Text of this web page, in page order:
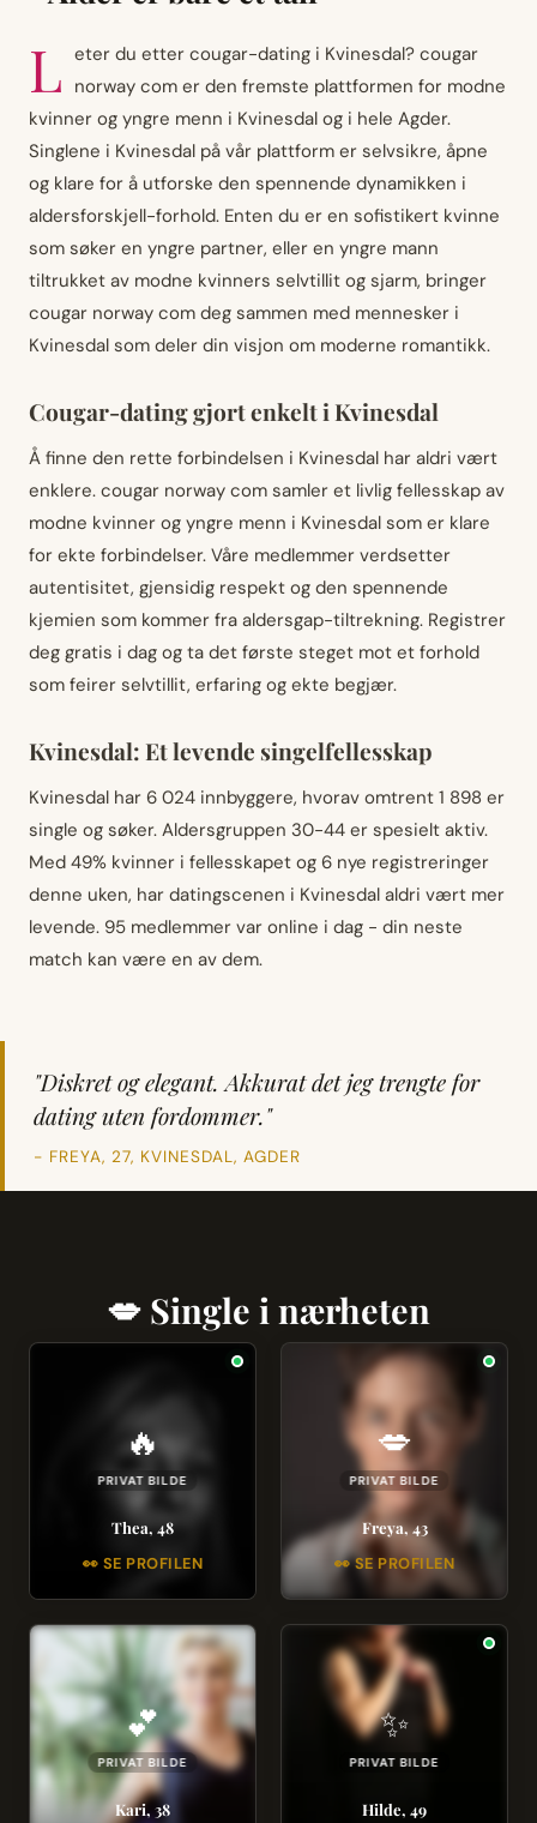
L eter du etter cougar-dating i Kvinesdal? cougar
norway com er den fremste plattformen for modne
kvinner og yngre menn i Kvinesdal og i hele Agder.
Singlene i Kvinesdal på vår plattform er selvsikre, åpne
og klare for å utforske den spennende dynamikken i
aldersforskjell-forhold. Enten du er en sofistikert kvinne
som søker en yngre partner, eller en yngre mann
tiltrukket av modne kvinners selvtillit og sjarm, bringer
cougar norway com deg sammen med mennesker i
Kvinesdal som deler din visjon om moderne romantikk.
Cougar-dating gjort enkelt i Kvinesdal
Å finne den rette forbindelsen i Kvinesdal har aldri vært
enklere. cougar norway com samler et livlig fellesskap av
modne kvinner og yngre menn i Kvinesdal som er klare
for ekte forbindelser. Våre medlemmer verdsetter
autentisitet, gjensidig respekt og den spennende
kjemien som kommer fra aldersgap-tiltrekning. Registrer
deg gratis i dag og ta det første steget mot et forhold
som feirer selvtillit, erfaring og ekte begjær.
Kvinesdal: Et levende singelfellesskap
Kvinesdal har 6 024 innbyggere, hvorav omtrent 1 898 er
single og søker. Aldersgruppen 30-44 er spesielt aktiv.
Med 49% kvinner i fellesskapet og 6 nye registreringer
denne uken, har datingscenen i Kvinesdal aldri vært mer
levende. 95 medlemmer var online i dag - din neste
match kan være en av dem.
"Diskret og elegant. Akkurat det jeg trengte for
dating uten fordommer."
- FREYA, 27, KVINESDAL, AGDER
💋 Single i nærheten
🔥
PRIVAT BILDE
Thea, 48
👀 SE PROFILEN
💋
PRIVAT BILDE
Freya, 43
👀 SE PROFILEN
💕
PRIVAT BILDE
Kari, 38
✨
PRIVAT BILDE
Hilde, 49